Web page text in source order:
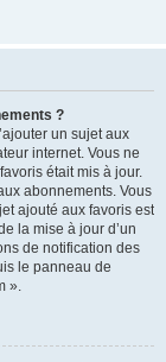
?
un sujet aux
internet. Vous ne
était mis à jour.
abonnements. Vous
ajouté aux favoris est
la mise à jour d’un
de notification des
le panneau de
».